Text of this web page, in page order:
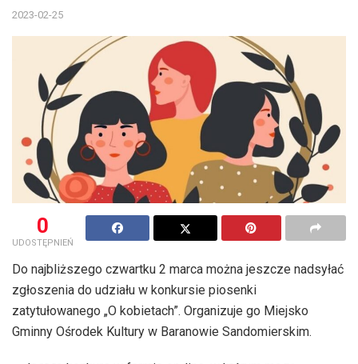
2023-02-25
0
UDOSTĘPNIEŃ
Do najbliższego czwartku 2 marca można jeszcze nadsyłać
zgłoszenia do udziału w konkursie piosenki
zatytułowanego „O kobietach”. Organizuje go Miejsko
Gminny Ośrodek Kultury w Baranowie Sandomierskim.